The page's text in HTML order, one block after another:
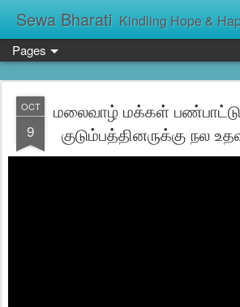
Sewa Bharati Kindling Hope & Happiness Around सेवा भारती சேவாபாரதி సేవా
Pages
OCT
9
மலைவாழ் மக்கள் பண்பாட்டு
குடும்பத்தினருக்கு நல